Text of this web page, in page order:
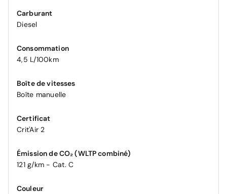
Carburant
Diesel
Consommation
4,5 L/100km
Boîte de vitesses
Boîte manuelle
Certificat
Crit'Air 2
Émission de CO₂ (WLTP combiné)
121 g/km - Cat. C
Couleur